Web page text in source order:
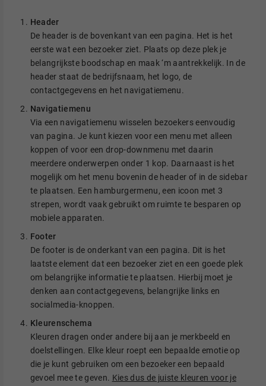
Header
De header is de bovenkant van een pagina. Het is het
eerste wat een bezoeker ziet. Plaats op deze plek je
belangrijkste boodschap en maak ‘m aantrekkelijk. In de
header staat de bedrijfsnaam, het logo, de
contactgegevens en het navigatiemenu.
Navigatiemenu
Via een navigatiemenu wisselen bezoekers eenvoudig
van pagina. Je kunt kiezen voor een menu met alleen
koppen of voor een drop-downmenu met daarin
meerdere onderwerpen onder 1 kop. Daarnaast is het
mogelijk om het menu bovenin de header of in de sidebar
te plaatsen. Een hamburgermenu, een icoon met 3
strepen, wordt vaak gebruikt om ruimte te besparen op
mobiele apparaten.
Footer
De footer is de onderkant van een pagina. Dit is het
laatste element dat een bezoeker ziet en een goede plek
om belangrijke informatie te plaatsen. Hierbij moet je
denken aan contactgegevens, belangrijke links en
socialmedia-knoppen.
Kleurenschema
Kleuren dragen onder andere bij aan je merkbeeld en
doelstellingen. Elke kleur roept een bepaalde emotie op
die je kunt gebruiken om een bezoeker een bepaald
gevoel mee te geven. Kies dus de juiste kleuren voor je